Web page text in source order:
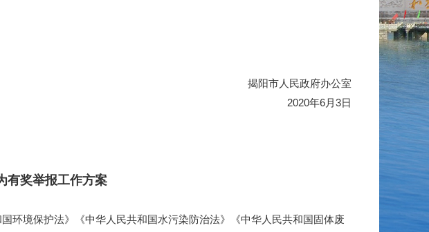
揭阳市人民政府办公室
2020年6月3日
有奖举报工作方案
境保护法》《中华人民共和国水污染防治法》《中华人民共和国固体废